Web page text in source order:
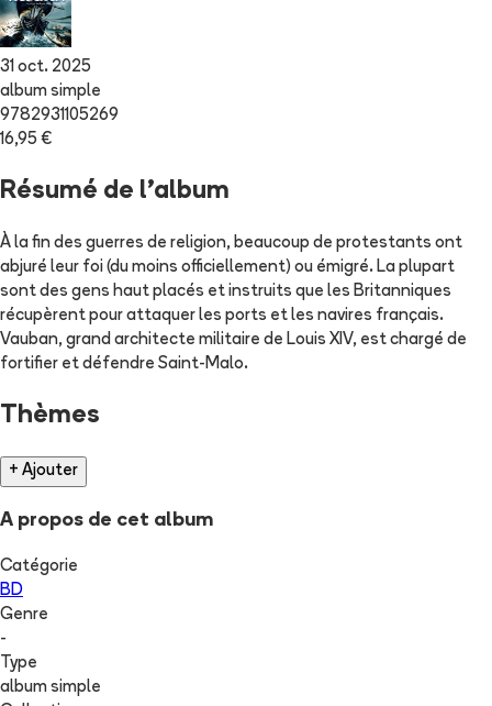
31 oct. 2025
album simple
9782931105269
16,95 €
Résumé de l'album
À la fin des guerres de religion, beaucoup de protestants ont
abjuré leur foi (du moins officiellement) ou émigré. La plupart
sont des gens haut placés et instruits que les Britanniques
récupèrent pour attaquer les ports et les navires français.
Vauban, grand architecte militaire de Louis XIV, est chargé de
fortifier et défendre Saint-Malo.
Thèmes
+ Ajouter
A propos de cet album
Catégorie
BD
Genre
-
Type
album simple